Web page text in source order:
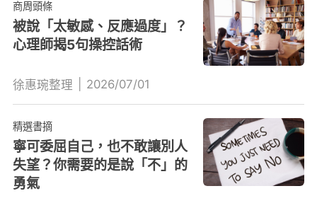
商周頭條
被說「太敏感、反應過度」？
心理師揭5句操控話術
徐惠琬整理 2026/07/01
精選書摘
寧可委屈自己，也不敢讓別人
失望？你需要的是說「不」的
勇氣